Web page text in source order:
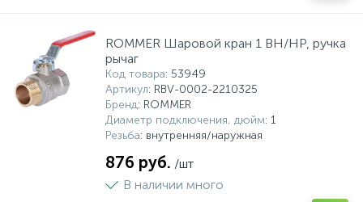
ROMMER Шаровой кран 1 ВН/НР, ручка
рычаг
Код товара: 53949
Артикул: RBV-0002-2210325
Бренд: ROMMER
Диаметр подключения, дюйм: 1
Резьба: внутренняя/наружная
876 руб. /шт
В наличии много